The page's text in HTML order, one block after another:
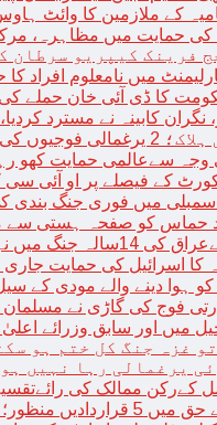
کے ملازمین کا وائٹ
کی حمایت میں مظاہرہ،
فرینک کیپریو سرطان
میں نامعلوم افراد کا
کا ڈی آئی خان حملے
نگران کابینہ نے مسترد
وجہ سےعالمی حمایت کھو
کورٹ کے فیصلے پر او آئی
میں فوری جنگ بندی
کو صفحہ ہستی سے
ہوئے، جمائما
کا اسرائیل کی حمایت
کو ہوا دینے والے مودی کے سیل
فوج کی گاڑی نے مسلمان
اور سابق وزرائے اعلیٰ
غزہ جنگ کل ختم ہو
یرغمالی رہا نہیں
کےرکن ممالک کی
امریکا غیر حاضر